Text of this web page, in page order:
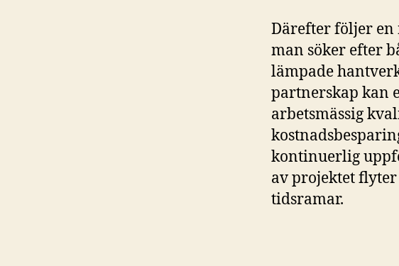
Därefter följer en
man söker efter
lämpade
partnerskap kan
arbetsmässig
kontinuerlig
av projektet
tidsramar.